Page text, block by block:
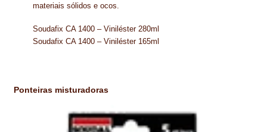
materiais sólidos e ocos.
Soudafix CA 1400 – Viniléster 280ml
Soudafix CA 1400 – Viniléster 165ml
Ponteiras misturadoras